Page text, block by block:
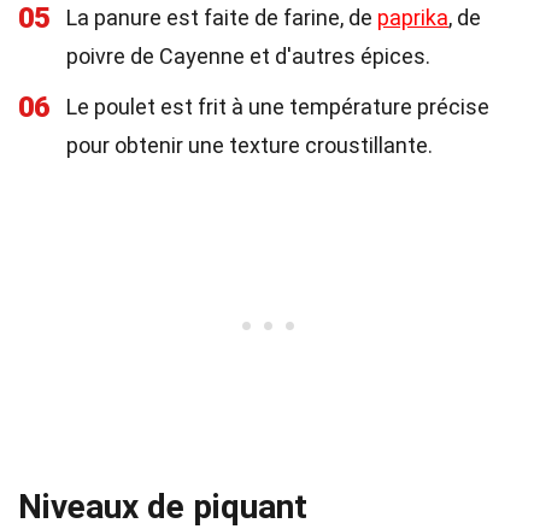
05 La panure est faite de farine, de paprika, de
poivre de Cayenne et d'autres épices.
06
Le poulet est frit à une température précise
pour obtenir une texture croustillante.
Niveaux de piquant